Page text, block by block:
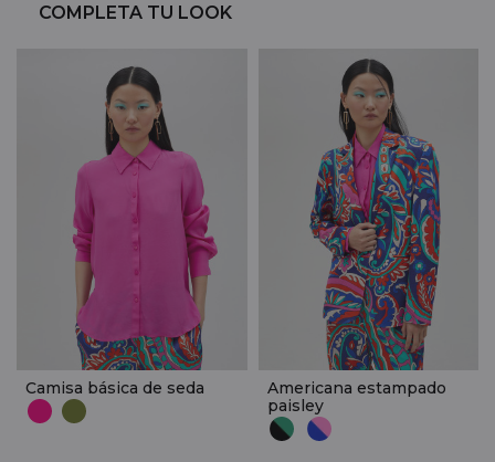
COMPLETA TU LOOK
Camisa básica de seda
Americana estampado
paisley